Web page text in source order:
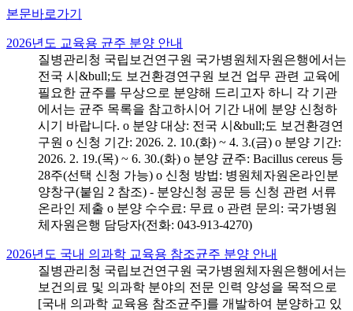
본문바로가기
2026년도 교육용 균주 분양 안내
질병관리청 국립보건연구원 국가병원체자원은행에서는
전국 시&bull;도 보건환경연구원 보건 업무 관련 교육에
필요한 균주를 무상으로 분양해 드리고자 하니 각 기관
에서는 균주 목록을 참고하시어 기간 내에 분양 신청하
시기 바랍니다. o 분양 대상: 전국 시&bull;도 보건환경연
구원 o 신청 기간: 2026. 2. 10.(화) ~ 4. 3.(금) o 분양 기간:
2026. 2. 19.(목) ~ 6. 30.(화) o 분양 균주: Bacillus cereus 등
28주(선택 신청 가능) o 신청 방법: 병원체자원온라인분
양창구(붙임 2 참조) - 분양신청 공문 등 신청 관련 서류
온라인 제출 o 분양 수수료: 무료 o 관련 문의: 국가병원
체자원은행 담당자(전화: 043-913-4270)
2026년도 국내 의과학 교육용 참조균주 분양 안내
질병관리청 국립보건연구원 국가병원체자원은행에서는
보건의료 및 의과학 분야의 전문 인력 양성을 목적으로
[국내 의과학 교육용 참조균주]를 개발하여 분양하고 있